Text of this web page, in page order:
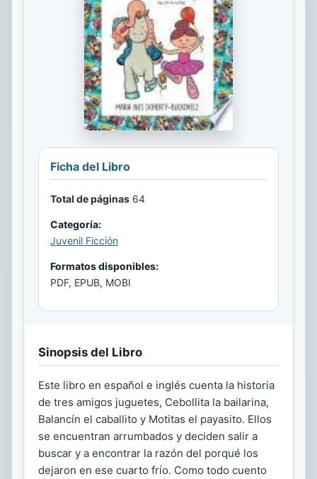
Ficha del Libro
Total de páginas 64
Categoría:
Juvenil Ficción
Formatos disponibles:
PDF, EPUB, MOBI
Sinopsis del Libro
Este libro en español e inglés cuenta la historia
de tres amigos juguetes, Cebollita la bailarina,
Balancín el caballito y Motitas el payasito. Ellos
se encuentran arrumbados y deciden salir a
buscar y a encontrar la razón del porqué los
dejaron en ese cuarto frío. Como todo cuento